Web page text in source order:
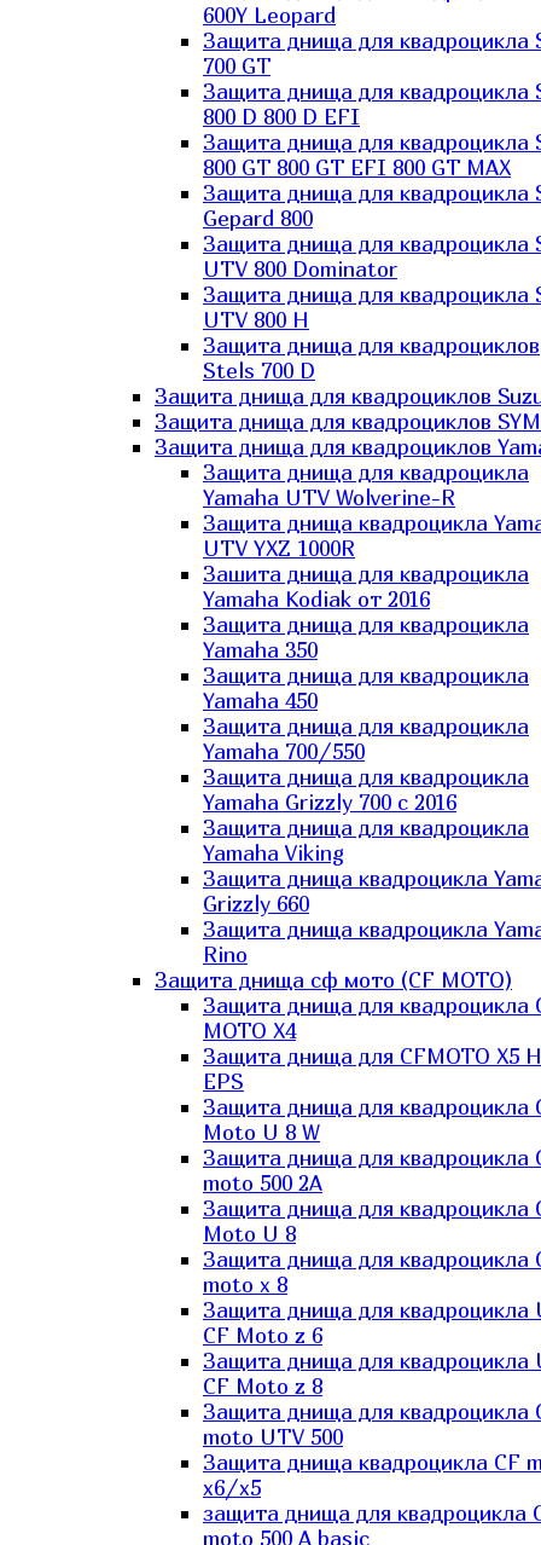
600Y Leopard
Защита днища для квадроцикла
700 GT
Защита днища для квадроцикла
800 D 800 D EFI
Защита днища для квадроцикла
800 GT 800 GT EFI 800 GT MAX
Защита днища для квадроцикла
Gepard 800
Защита днища для квадроцикла
UTV 800 Dominator
Защита днища для квадроцикла
UTV 800 H
Защита днища для квадроциклов
Stels 700 D
Защита днища для квадроциклов
Защита днища для квадроциклов SYM
Защита днища для квадроциклов
Защита днища для квадроцикла
Yamaha UTV Wolverine-R
Защита днища квадроцикла
UTV YXZ 1000R
Зашита днища для квадроцикла
Yamaha Kodiak от 2016
Защита днища для квадроцикла
Yamaha 350
Защита днища для квадроцикла
Yamaha 450
Защита днища для квадроцикла
Yamaha 700/550
Защита днища для квадроцикла
Yamaha Grizzly 700 с 2016
Защита днища для квадроцикла
Yamaha Viking
Защита днища квадроцикла
Grizzly 660
Защита днища квадроцикла
Rino
Защита днища сф мото (CF MOTO)
Защита днища для квадроцикла
MOTO X4
Защита днища для CFMOTO X5
EPS
Защита днища для квадроцикла
Moto U 8 W
Защита днища для квадроцикла
moto 500 2A
Защита днища для квадроцикла
Moto U 8
Защита днища для квадроцикла
moto x 8
Защита днища для квадроцикла
CF Moto z 6
Защита днища для квадроцикла
CF Moto z 8
Защита днища для квадроцикла
moto UTV 500
Защита днища квадроцикла СF
x6/x5
защита днища для квадроцикла
moto 500 A basic